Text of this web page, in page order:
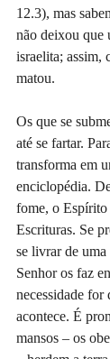
12.3), mas
não deixou que
israelita; assim,
matou.
Os que se
até se fartar.
transforma em
enciclopédia.
fome, o Espírito
Escrituras. Se
se livrar de
Senhor os faz
necessidade for
acontece. É
mansos – os